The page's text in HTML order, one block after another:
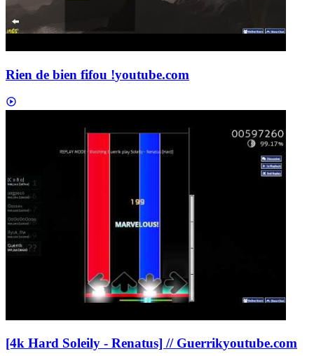
Rien de bien fifou !youtube.com
[4k Hard Soleily - Renatus] // Guerrikyoutube.com